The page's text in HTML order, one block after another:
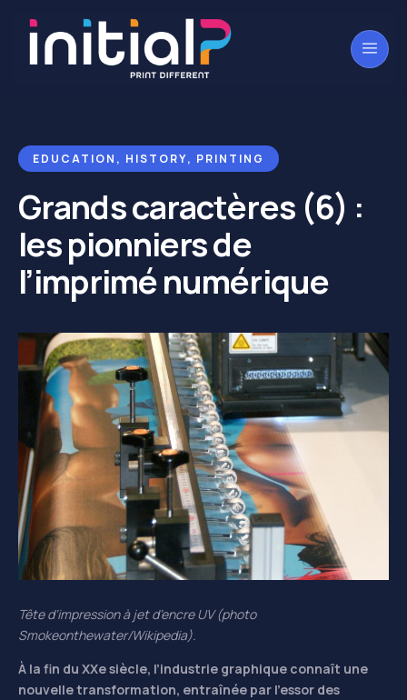
EDUCATION , HISTORY, PRINTING
Grands caractères (6) :
les pionniers de
l’imprimé numérique
Tête d’impression à jet d’encre UV (photo
Smokeonthewater/Wikipedia).
À la fin du XXe siècle, l’industrie graphique connaît une
nouvelle transformation, entraînée par l’essor des